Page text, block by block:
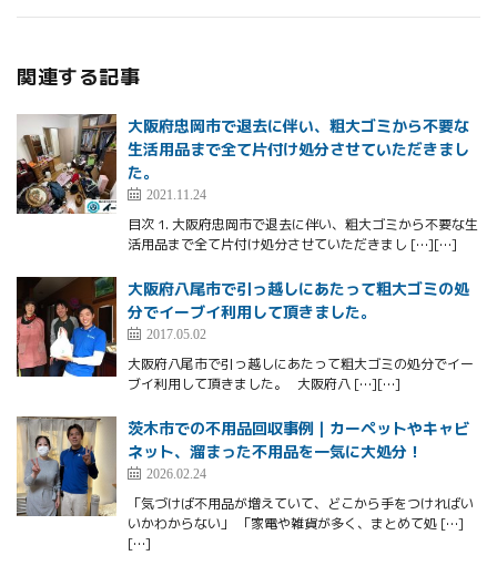
関連する記事
大阪府忠岡市で退去に伴い、粗大ゴミから不要な
生活用品まで全て片付け処分させていただきまし
た。
2021.11.24
目次 1. 大阪府忠岡市で退去に伴い、粗大ゴミから不要な生
活用品まで全て片付け処分させていただきまし […][…]
大阪府八尾市で引っ越しにあたって粗大ゴミの処
分でイーブイ利用して頂きました。
2017.05.02
大阪府八尾市で引っ越しにあたって粗大ゴミの処分でイー
ブイ利用して頂きました。 大阪府八 […][…]
茨木市での不用品回収事例｜カーペットやキャビ
ネット、溜まった不用品を一気に大処分！
2026.02.24
「気づけば不用品が増えていて、どこから手をつければい
いかわからない」 「家電や雑貨が多く、まとめて処 […]
[…]